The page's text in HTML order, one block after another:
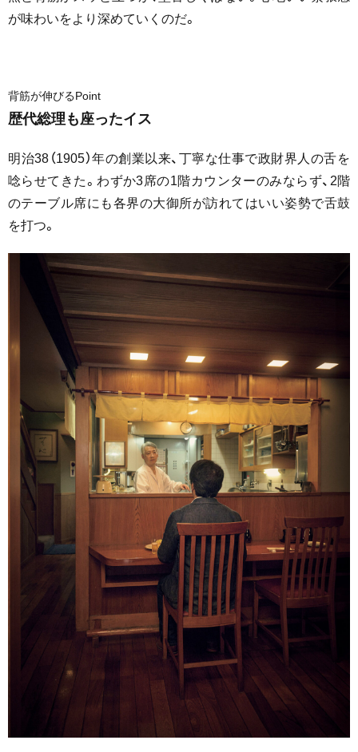
が味わいをより深めていくのだ。
背筋が伸びるPoint
歴代総理も座ったイス
明治38（1905）年の創業以来、丁寧な仕事で政財界人の舌を
唸らせてきた。わずか3席の1階カウンターのみならず、2階
のテーブル席にも各界の大御所が訪れてはいい姿勢で舌鼓
を打つ。